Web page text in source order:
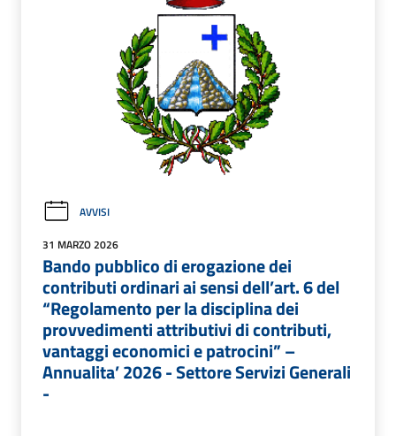
AVVISI
31 MARZO 2026
Bando pubblico di erogazione dei
contributi ordinari ai sensi dell’art. 6 del
“Regolamento per la disciplina dei
provvedimenti attributivi di contributi,
vantaggi economici e patrocini” –
Annualita’ 2026 - Settore Servizi Generali
-